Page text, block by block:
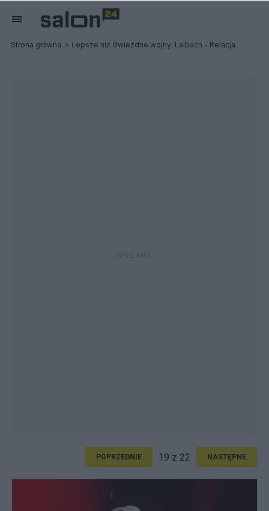
Strona główna Lepsze niż Gwiezdne wojny: Laibach - Relacja
POPRZEDNIE 19 z 22 NASTĘPNE